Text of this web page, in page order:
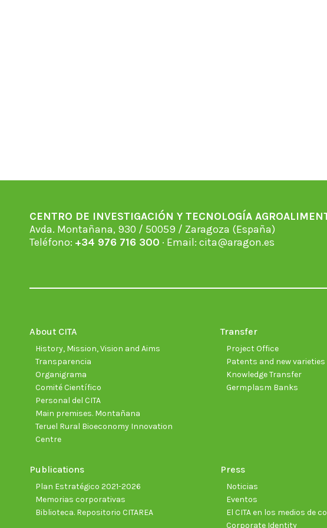
CENTRO DE INVESTIGACIÓN Y TECNOLOGÍA
Avda. Montañana, 930 / 50059 / Zaragoza (España)
Teléfono: +34 976 716 300 · Email: cita@aragon.es
About CITA
History, Mission, Vision and Aims
Transparencia
Organigrama
Comité Científico
Personal del CITA
Main premises. Montañana
Teruel Rural Bioeconomy Innovation
Centre
Transfer
Project Office
Patents and new varieties
Knowledge Transfer
Germplasm Banks
Publications
Plan Estratégico 2021-2026
Memorias corporativas
Biblioteca. Repositorio CITAREA
Press
Noticias
Eventos
El CITA en los medios de
Corporate Identity